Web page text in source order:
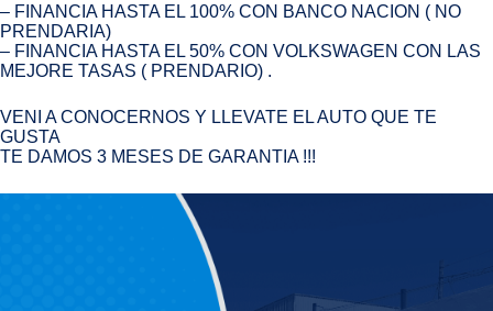
– FINANCIA HASTA EL 100% CON BANCO NACION ( NO
PRENDARIA)
– FINANCIA HASTA EL 50% CON VOLKSWAGEN CON LAS
MEJORE TASAS ( PRENDARIO) .
VENI A CONOCERNOS Y LLEVATE EL AUTO QUE TE
GUSTA
TE DAMOS 3 MESES DE GARANTIA !!!